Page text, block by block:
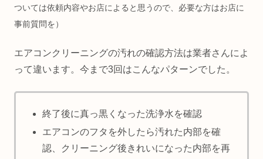
ついては依頼内容やお店によると思うので、必要な方はお店に
事前質問を）
エアコンクリーニングの汚れの確認方法は業者さんによ
って違います。今まで3回はこんなパターンでした。
終了後に真っ黒くなった洗浄水を確認
エアコンのフタを外したら汚れた内部を確
認、クリーニング後きれいになった内部を再